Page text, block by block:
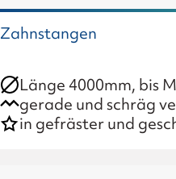
Zahnstangen
Länge 4000mm, bis
gerade und schräg
in gefräster und